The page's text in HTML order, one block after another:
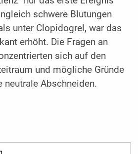
schwere Blutungen
unter Clopidogrel, war das
erhöht. Die Fragen an
sich auf den
und mögliche Gründe
neutrale Abschneiden.